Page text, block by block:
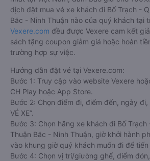
dịch đặt mua vé xe khách đi Bố Trạch -
Bắc - Ninh Thuận nào của quý khách tại
Vexere.com đều được Vexere cam kết
sách tặng coupon giảm giá hoặc hoàn
trường hợp sự việc.
Hướng dẫn đặt vé tại Vexere.com:
Bước 1: Truy cập vào website Vexere
CH Play hoặc App Store.
Bước 2: Chọn điểm đi, điểm đến, ngày đi,
VÉ XE”.
Bước 3: Chọn hãng xe khách đi Bố
Thuận Bắc - Ninh Thuận, giờ khởi hành
vào khung giờ quý khách muốn đi để
Bước 4: Chọn vị trí/giường ghế, điểm